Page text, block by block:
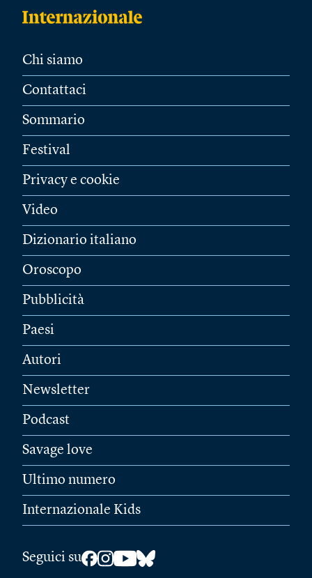
Chi siamo
Contattaci
Sommario
Festival
Privacy e cookie
Video
Dizionario italiano
Oroscopo
Pubblicità
Paesi
Autori
Newsletter
Podcast
Savage love
Ultimo numero
Internazionale Kids
Seguici su